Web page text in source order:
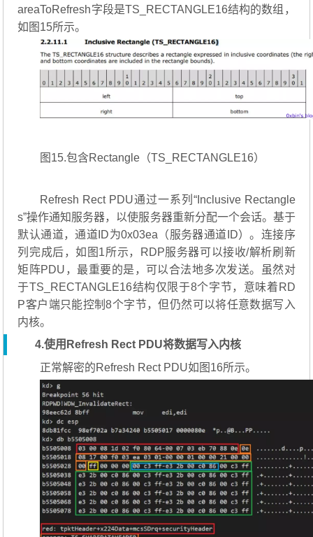
areaToRefresh字段是TS_RECTANGLE16结构的数组，
如图15所示。
图15.包含Rectangle（TS_RECTANGLE16）
Refresh Rect PDU通过一系列“Inclusive Rectangle
s”操作通知服务器，以使服务器重新分配一个会话。基于
默认通道，通道ID为0x03ea（服务器通道ID）。连接序
列完成后，如图1所示，RDP服务器可以接收/解析刷新
矩阵PDU，最重要的是，可以合法地多次发送。虽然对
于TS_RECTANGLE16结构仅限于8个字节，意味着RD
P客户端只能控制8个字节，但仍然可以将任意数据写入
内核。
4.使用Refresh Rect PDU将数据写入内核
正常解密的Refresh Rect PDU如图16所示。